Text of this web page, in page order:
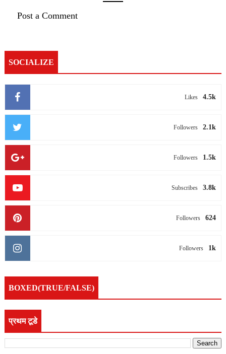
Post a Comment
SOCIALIZE
4.5k
Likes
2.1k
Followers
1.5k
Followers
3.8k
Subscribes
624
Followers
1k
Followers
BOXED(TRUE/FALSE)
प्रथम टूडे